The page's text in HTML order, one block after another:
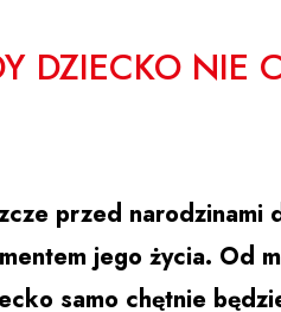
DZIECKO
przed narodzinami
jego życia. Od
samo chętnie